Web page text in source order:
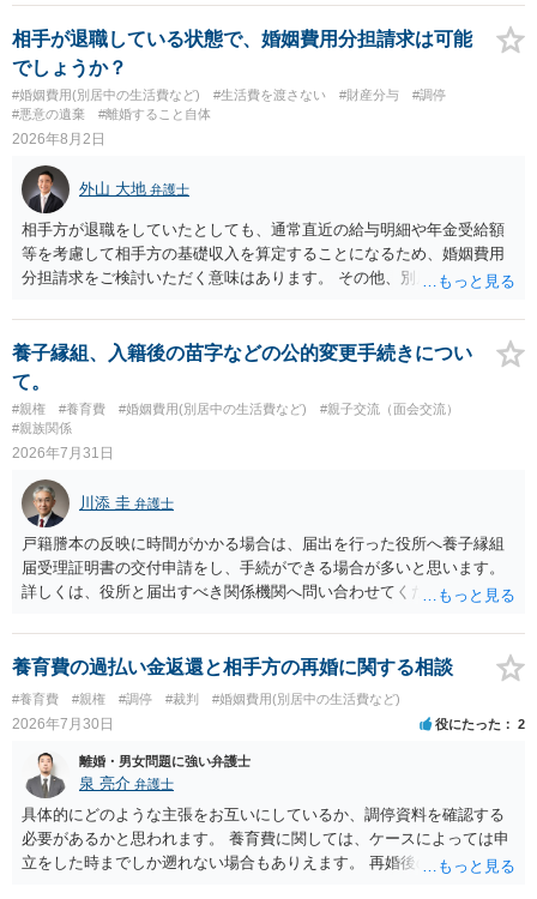
情によって対応が違いますので、法テラスへお尋ねいただいた方が確
実です。
相手が退職している状態で、婚姻費用分担請求は可能
でしょうか？
#婚姻費用(別居中の生活費など) #生活費を渡さない #財産分与
#調停
#悪意の遺棄
#離婚すること自体
2026年8月2日
外山 大地 弁護士
相手方が退職をしていたとしても、通常直近の給与明細や年金受給額
等を考慮して相手方の基礎収入を算定することになるため、婚姻費用
分担請求をご検討いただく意味はあります。 その他、別居の経緯、質
て、ご検討いただくのが良いかと思います。
養子縁組、入籍後の苗字などの公的変更手続きについ
て。
#親権 #養育費 #婚姻費用(別居中の生活費など)
#親子交流（面会交流）
#親族関係
2026年7月31日
川添 圭 弁護士
戸籍謄本の反映に時間がかかる場合は、届出を行った役所へ養子縁組
届受理証明書の交付申請をし、手続ができる場合が多いと思います。
詳しくは、役所と届出すべき関係機関へ問い合わせてください。
養育費の過払い金返還と相手方の再婚に関する相談
#養育費 #親権 #調停 #裁判 #婚姻費用(別居中の生活費など)
2026年7月30日 役にたった 2
離婚・男女問題に強い弁護士
泉 亮介 弁護士
具体的にどのような主張をお互いにしているか、調停資料を確認する
必要があるかと思われます。 養育費に関しては、ケースによっては申
立をした時までしか遡れない場合もありえます。 再婚後の相手方の行